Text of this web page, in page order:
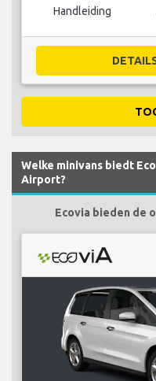
Handleiding
Welke minivans biedt
Airport?
Ecovia bieden de